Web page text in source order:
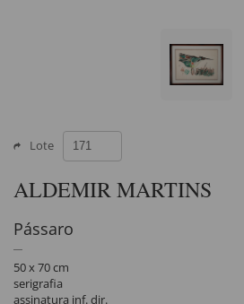
Lote
ALDEMIR MARTINS
Pássaro
50 x 70 cm
serigrafia
assinatura inf. dir.